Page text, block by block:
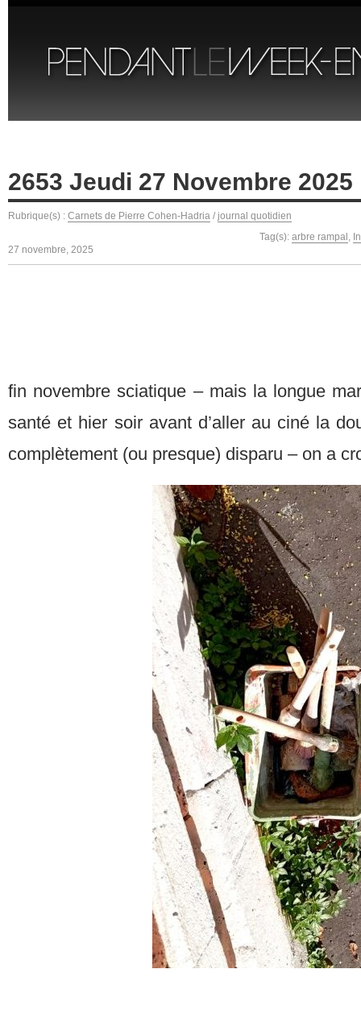
2653 Jeudi 27 Novembre 2025
Rubrique(s) : Carnets de Pierre Cohen-Hadria / journal quotidien
Tag(s): arbre rampal ,
27 novembre, 2025
fin novembre sciatique – mais la longue
santé et hier soir avant d’aller au ciné la
complètement (ou presque) disparu – on a